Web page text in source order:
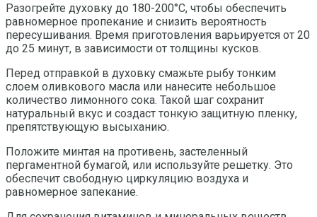
Разогрейте духовку до 180-200°C, чтобы обеспечить
равномерное пропекание и снизить вероятность
пересушивания. Время приготовления варьируется от 20
до 25 минут, в зависимости от толщины кусков.
Перед отправкой в духовку смажьте рыбу тонким
слоем оливкового масла или нанесите небольшое
количество лимонного сока. Такой шаг сохранит
натуральный вкус и создаст тонкую защитную пленку,
препятствующую высыханию.
Положите минтая на противень, застеленный
пергаментной бумагой, или используйте решетку. Это
обеспечит свободную циркуляцию воздуха и
равномерное запекание.